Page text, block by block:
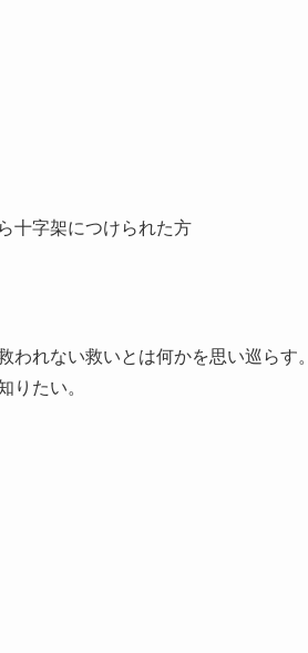
十字架につけられた方
れない救いとは何かを思い巡らす。
りたい。